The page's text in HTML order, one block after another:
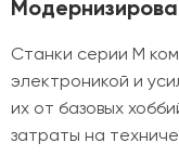
Станки серии M
электроникой и
их от базовых
затраты на